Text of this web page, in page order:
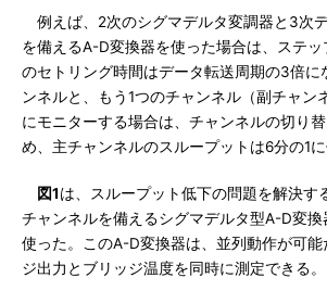
例えば、2次のシグマデルタ変調器と3次
を備えるA-D変換器を使った場合は、ステッ
のセトリング時間はデータ転送周期の3倍に
ンネルと、もう1つのチャンネル（副チャン
にモニターする場合は、チャンネルの切り
め、主チャンネルのスループットは6分の1に
図1は、スループット低下の問題を解決す
チャンネルを備えるシグマデルタ型A-D変換
使った。このA-D変換器は、並列動作が可能
ジ出力とブリッジ温度を同時に測定できる。